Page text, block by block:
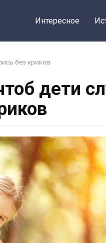
Интересное
без криков
дети